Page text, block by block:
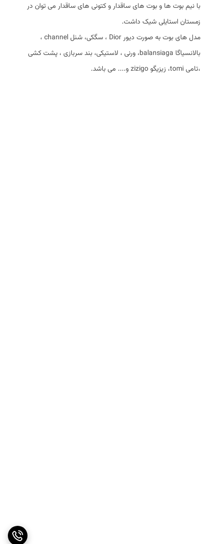
با نیم بوت ها و بوت های ساقدار و کتونی های ساقدار می توان در
زمستان استایلی شیک داشت.
مدل های بوت به صورت دیور Dior ، سگکی، شنل channel ،
بالانسیاگا balansiaga، ورنی ، لاستیکی، بند سربازی ، پشت کشی
،تامی tomi، زیزیگو zizigo و.... می باشد.